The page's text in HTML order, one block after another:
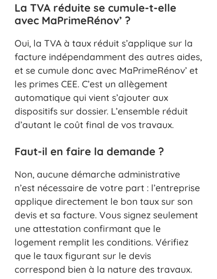
La TVA réduite se cumule-t-elle
avec MaPrimeRénov’ ?
Oui, la TVA à taux réduit s’applique sur la
facture indépendamment des autres aides,
et se cumule donc avec MaPrimeRénov’ et
les primes CEE. C’est un allègement
automatique qui vient s’ajouter aux
dispositifs sur dossier. L’ensemble réduit
d’autant le coût final de vos travaux.
Faut-il en faire la demande ?
Non, aucune démarche administrative
n’est nécessaire de votre part : l’entreprise
applique directement le bon taux sur son
devis et sa facture. Vous signez seulement
une attestation confirmant que le
logement remplit les conditions. Vérifiez
que le taux figurant sur le devis
correspond bien à la nature des travaux.